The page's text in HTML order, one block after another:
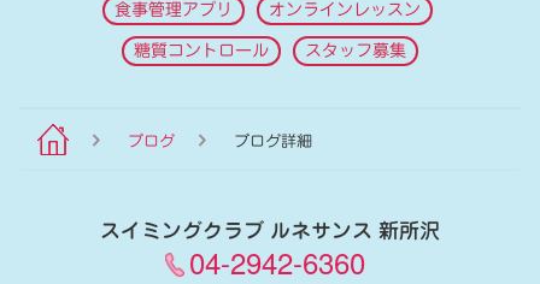
食事管理アプリ オンラインレッスン
糖質コントロール スタッフ募集
ブログ ブログ詳細
スイミングクラブ ルネサンス 新所沢
04-2942-6360